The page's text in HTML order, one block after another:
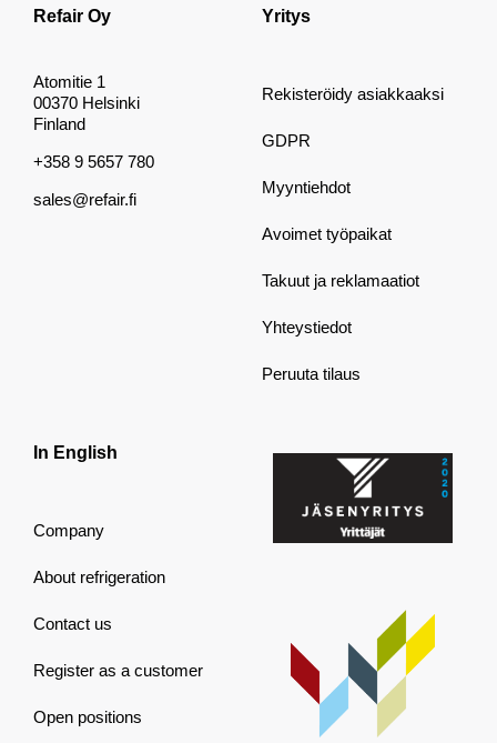
Refair Oy
Atomitie 1
00370 Helsinki
Finland
+358 9 5657 780
sales@refair.fi
Yritys
Rekisteröidy asiakkaaksi
GDPR
Myyntiehdot
Avoimet työpaikat
Takuut ja reklamaatiot
Yhteystiedot
Peruuta tilaus
In English
Company
About refrigeration
Contact us
Register as a customer
Open positions